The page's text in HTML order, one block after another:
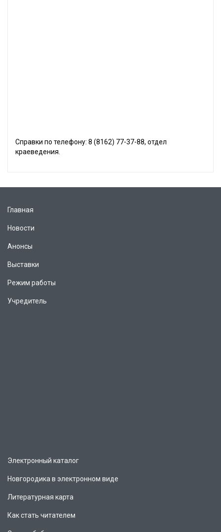
Справки по телефону: 8 (8162) 77-37-88, отдел
краеведения.
Главная
Новости
Анонсы
Выставки
Режим работы
Учредитель
Электронный каталог
Новгородика в электронном виде
Литературная карта
Как стать читателем